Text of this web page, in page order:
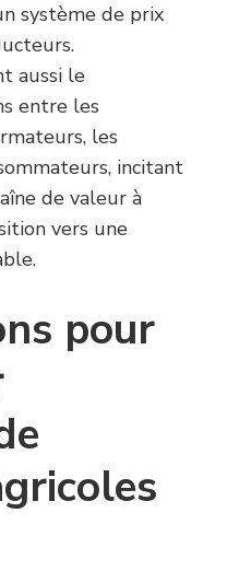
système de prix
aussi le
entre les
les
incitant
de valeur à
vers une
pour